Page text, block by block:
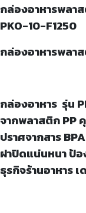
กล่องอาหารพลา
PKO-10-F1250
กล่องอาหารพลา
กล่องอาหาร รุ่น
จากพลาสติก PP
ปราศจากสาร
ฝาปิดแน่นหนา ป้อ
ธุรกิจร้านอาหาร